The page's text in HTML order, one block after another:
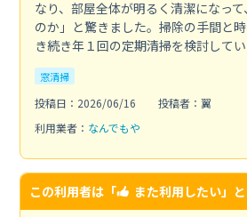
なり、部屋全体が明るく清潔になっ
のか」と驚きました。掃除の手間と
き続き年１回の定期清掃を検討してい
窓清掃
投稿日：2026/06/16
投稿者：翼
利用業者： なんでもや
この利用者は「 また利用したい」